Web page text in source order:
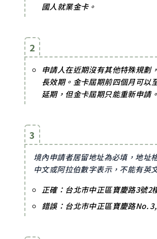
國人就業金卡。
2
申請人在近期沒有其他特殊規劃
長效期。金卡屆期前四個月可以
延期，但金卡屆期只能重新申請。
3
境內申請者居留地址為必填，地址
中文或阿拉伯數字表示，不能有英
正確：台北市中正區寶慶路3號2
錯誤：台北市中正區寶慶路No. 3,